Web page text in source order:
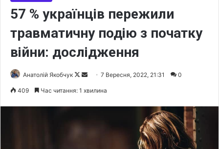
57 % українців пережили
травматичну подію з початку
війни: дослідження
Анатолій Якобчук
F
7 Вересня, 2022, 21:31 0
409 Час читання: 1 хвилина